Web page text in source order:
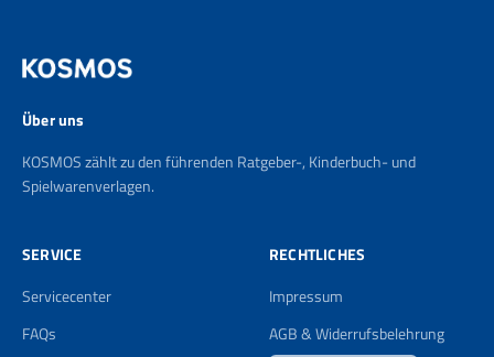
Über uns
KOSMOS zählt zu den führenden Ratgeber-, Kinderbuch- und
Spielwarenverlagen.
SERVICE
Servicecenter
FAQs
RECHTLICHES
Impressum
AGB & Widerrufsbelehrung